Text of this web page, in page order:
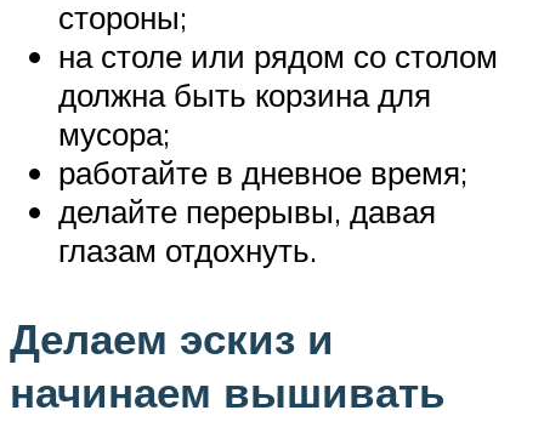
стороны;
на столе или рядом со столом
должна быть корзина для
мусора;
работайте в дневное время;
делайте перерывы, давая
глазам отдохнуть.
Делаем эскиз и
начинаем вышивать